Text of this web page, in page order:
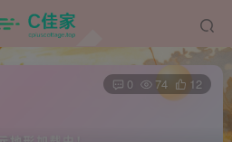
0 74 12